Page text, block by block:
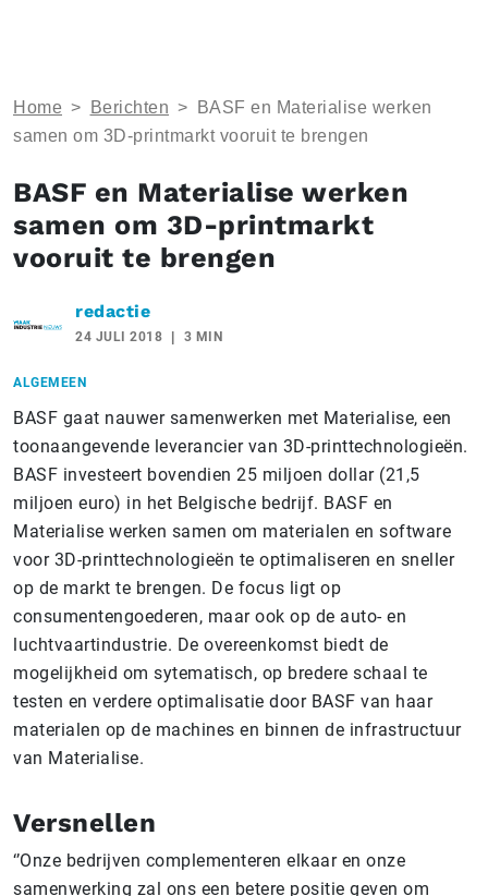
Home > Berichten >
BASF en Materialise werken
samen om 3D-printmarkt vooruit te brengen
BASF en Materialise werken
samen om 3D-printmarkt
vooruit te brengen
redactie
24 JULI 2018 3 MIN
ALGEMEEN
BASF gaat nauwer samenwerken met Materialise, een
toonaangevende leverancier van 3D-printtechnologieën.
BASF investeert bovendien 25 miljoen dollar (21,5
miljoen euro) in het Belgische bedrijf. BASF en
Materialise werken samen om materialen en software
voor 3D-printtechnologieën te optimaliseren en sneller
op de markt te brengen. De focus ligt op
consumentengoederen, maar ook op de auto- en
luchtvaartindustrie. De overeenkomst biedt de
mogelijkheid om sytematisch, op bredere schaal te
testen en verdere optimalisatie door BASF van haar
materialen op de machines en binnen de infrastructuur
van Materialise.
Versnellen
‘’Onze bedrijven complementeren elkaar en onze
samenwerking zal ons een betere positie geven om